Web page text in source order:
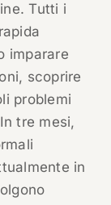
Tutti i
imparare
scoprire
problemi
tre mesi,
in